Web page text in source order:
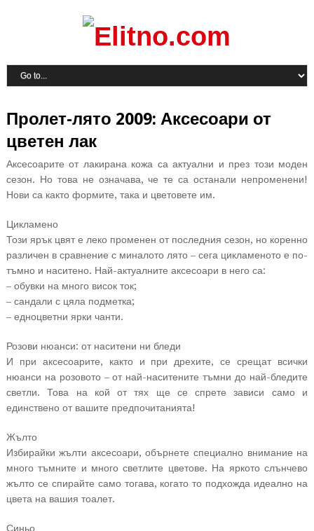
Пролет-лято 2009: Аксесоари от
цветен лак
Аксесоарите от лакирана кожа са актуални и през този моден
сезон. Но това не означава, че те са останали непроменени!
Нови са както формите, така и цветовете им.
Цикламено
Този ярък цвят е леко променен от последния сезон, но коренно
различен в сравнение с миналото лято – сега цикламеното е по-
тъмно и наситено. Най-актуалните аксесоари в него са:
– обувки на много висок ток;
– сандали с цяла подметка;
– едноцветни ярки чанти.
Розови нюанси: от наситени ни бледи
И при аксесоарите, както и при дрехите, се срещат всички
нюанси на розовото – от най-наситените тъмни до най-бледите
светли. Това на кой от тях ще се спрете зависи само и
единствено от вашите предпочитанията!
Жълто
Избирайки жълти аксесоари, обърнете специално внимание на
много тъмните и много светлите цветове. На яркото слънчево
жълто се спирайте само тогава, когато то подхожда идеално на
цвета на вашия тоалет.
Синьо